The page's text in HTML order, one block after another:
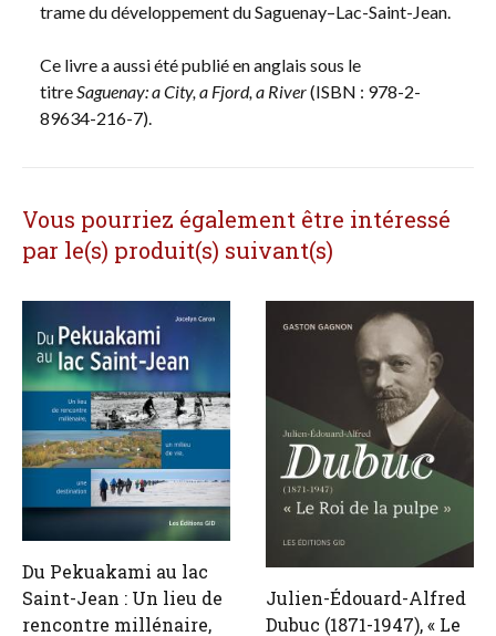
trame du développement du Saguenay–Lac-Saint-Jean.
Ce livre a aussi été publié en anglais sous le
titreSaguenay: a City, a Fjord, a River(ISBN : 978-2-
89634-216-7).
Vous pourriez également être intéressé
par le(s) produit(s) suivant(s)
Du Pekuakami au lac
Saint-Jean : Un lieu de
rencontre millénaire,
Julien-Édouard-Alfred
Dubuc (1871-1947), « Le